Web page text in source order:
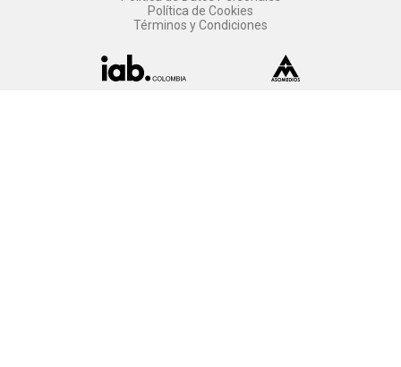
Política de Cookies
Términos y Condiciones